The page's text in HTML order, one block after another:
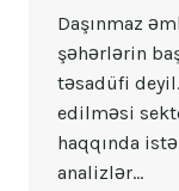
Daşınmaz
şəhərlərin
təsadüfi
edilməsi
haqqında
analizlər…